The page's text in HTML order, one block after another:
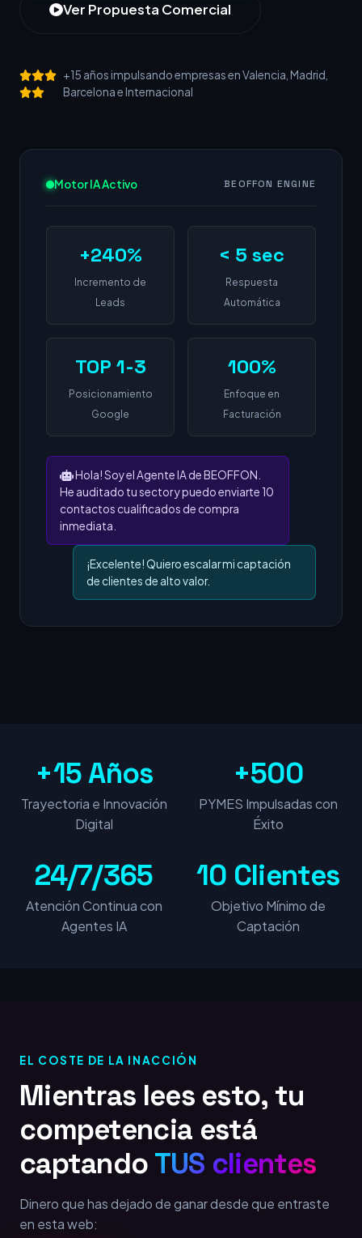
Ver Propuesta Comercial
+15 años impulsando empresas en Valencia, Madrid,
Barcelona e Internacional
Motor IA Activo BEOFFON ENGINE
+240%
Incremento de
Leads
< 5 sec
Respuesta
Automática
TOP 1-3
Posicionamiento
Google
100%
Enfoque en
Facturación
Hola! Soy el Agente IA de BEOFFON.
He auditado tu sector y puedo enviarte 10
contactos cualificados de compra
inmediata.
¡Excelente! Quiero escalar mi captación
de clientes de alto valor.
+15 Años
Trayectoria e Innovación
Digital
+500
PYMES Impulsadas con
Éxito
24/7/365
Atención Continua con
Agentes IA
10 Clientes
Objetivo Mínimo de
Captación
EL COSTE DE LA INACCIÓN
Mientras lees esto, tu
competencia está
captando TUS clientes
Dinero que has dejado de ganar desde que entraste
en esta web: